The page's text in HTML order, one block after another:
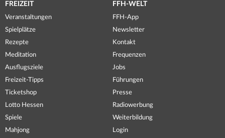
FREIZEIT
Veranstaltungen
Spielplätze
Rezepte
Meditation
Ausflugsziele
Freizeit-Tipps
Ticketshop
Lotto Hessen
Spiele
Mahjong
FFH-WELT
FFH-App
Newsletter
Kontakt
Frequenzen
Jobs
Führungen
Presse
Radiowerbung
Weiterbildung
Login